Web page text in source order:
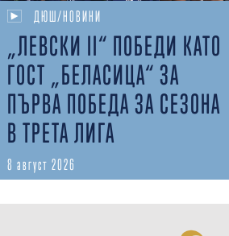
ДЮШ/НОВИНИ
„ЛЕВСКИ II“ ПОБЕДИ КАТО
ГОСТ „БЕЛАСИЦА“ ЗА
ПЪРВА ПОБЕДА ЗА СЕЗОНА
В ТРЕТА ЛИГА
8 август 2026